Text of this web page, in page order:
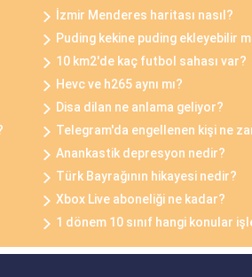
İzmir Menderes haritası nasıl?
Puding kekine puding ekleyebilir
10 km2'de kaç futbol sahası var?
Hevc ve h265 aynı mı?
Disa dilan ne anlama geliyor?
Telegram'da engellenen kişi ne
Anankastik depresyon nedir?
Türk Bayrağının hikayesi nedir?
Xbox Live aboneliği ne kadar?
1 dönem 10 sınıf hangi konular